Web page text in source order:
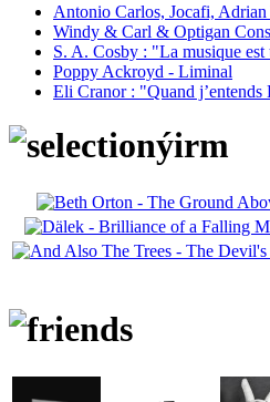
Antonio Carlos, Jocafi,
Windy & Carl & Optigan
S. A. Cosby : "La musique est
Poppy Ackroyd - Liminal
Eli Cranor : "Quand